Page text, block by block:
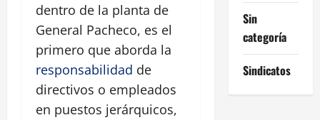
dentro de la planta de
General Pacheco, es el
primero que aborda la
responsabilidad de
directivos o empleados
en puestos jerárquicos,
Sin
categoría
Sindicatos